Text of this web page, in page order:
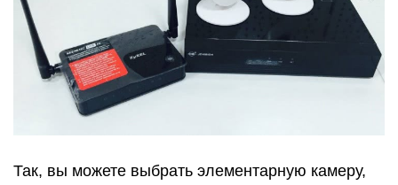
Так, вы можете выбрать элементарную камеру,